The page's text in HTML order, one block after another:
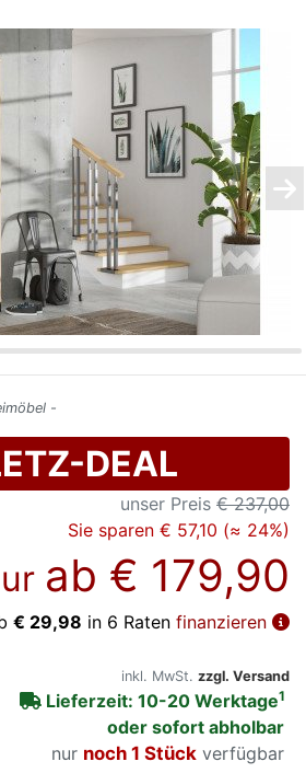
-
DEAL
unser Preis € 237,00
Sie sparen € 57,10 (≈ 24%)
ab € 179,90
€ 29,98 in 6 Raten finanzieren
inkl. MwSt. zzgl. Versand
Lieferzeit: 10-20 Werktage1
oder sofort abholbar
nur
noch 1 Stück verfügbar